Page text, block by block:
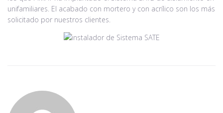
unifamiliares. El acabado con mortero y con acrílico son los más
solicitado por nuestros clientes.